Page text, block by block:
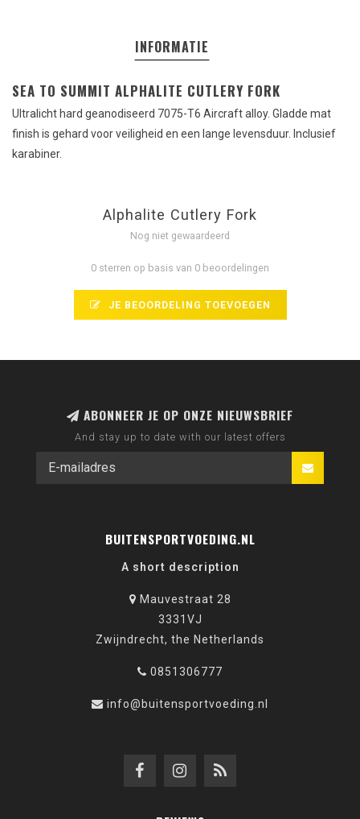
INFORMATIE
SEA TO SUMMIT ALPHALITE CUTLERY FORK
Ultralicht hard geanodiseerd 7075-T6 Aircraft alloy. Gladde mat
finish is gehard voor veiligheid en een lange levensduur. Inclusief
karabiner.
Alphalite Cutlery Fork
Nog niet gewaardeerd
0 sterren op basis van 0 beoordelingen
JE BEOORDELING TOEVOEGEN
ABONNEER JE OP ONZE NIEUWSBRIEF
And stay up to date with our latest offers
BUITENSPORTVOEDING.NL
A short description
Mauvestraat 28
3331VJ
Zwijndrecht, the Netherlands
0851306777
info@buitensportvoeding.nl